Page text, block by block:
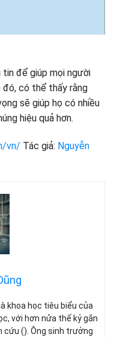
để giúp mọi người
đó, có thể thấy rằng
sẽ giúp họ có nhiều
hiệu quả hơn.
vn/ Tác giả: Nguyễn
khoa học tiêu biểu của
với hơn nửa thế kỷ gắn
cứu (). Ông sinh trưởng